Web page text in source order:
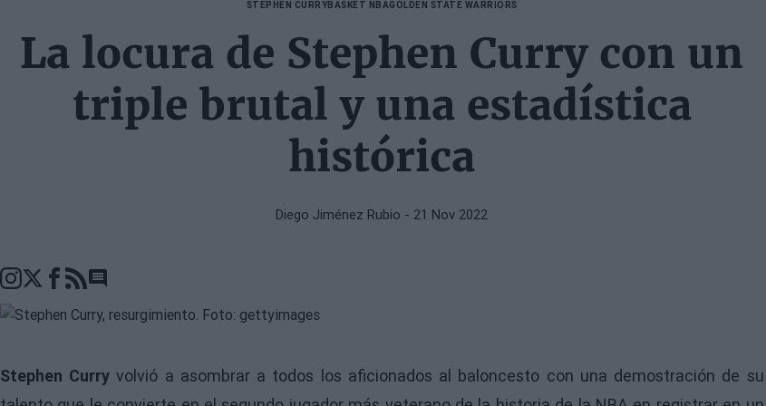
STEPHEN CURRYBASKET NBAGOLDEN STATE WARRIORS
La locura de Stephen Curry con un
triple brutal y una estadística
histórica
Diego Jiménez Rubio - 21 Nov 2022
Go to comments seciton
Stephen Curry volvió a asombrar a todos los aficionados al baloncesto con una demostración de su